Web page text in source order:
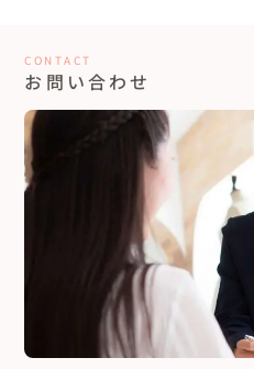
CONTACT
お問い合わせ